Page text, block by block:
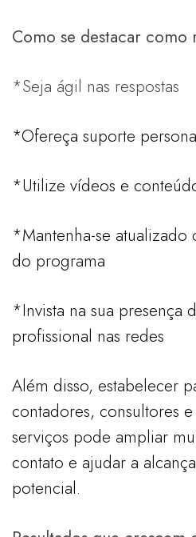
Como se destacar como
*Seja ágil nas respostas
*Ofereça suporte
*Utilize vídeos e
*Mantenha-se atualizado
do programa
*Invista na sua presença
profissional nas redes
Além disso, estabelecer
contadores, consultores
serviços pode ampliar
contato e ajudar a
potencial.